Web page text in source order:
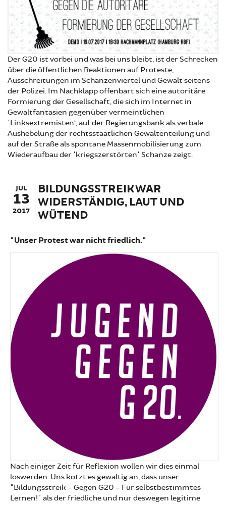
Der G20 ist vorbei und was bei uns bleibt, ist der Schrecken
über die öffentlichen Reaktionen auf Proteste,
Ausschreitungen im Schanzenviertel und Gewalt seitens
der Polizei. Im Nachklapp offenbart sich eine autoritäre
Formierung der Gesellschaft, die sich im Internet in
Gewaltfantasien gegenüber vermeintlichen
'Linksextremisten‘, auf der Regierungsbank als verbale
Aushebelung der rechtsstaatlichen Gewaltenteilung und
auf der Straße als spontane Massenmobilisierung zum
Wiederaufbau der 'kriegszerstörten' Schanze zeigt.
JUL
13
2017
BILDUNGSSTREIK WAR
WIDERSTÄNDIG, LAUT UND
WÜTEND
"Unser Protest war nicht friedlich."
Nach einiger Zeit für Reflexion wollen wir dies einmal
loswerden: Uns kotzt es gewaltig an, dass unser
"Bildungsstreik - Gegen G20 - Für selbstbestimmtes
Lernen!" als der friedliche und nur deswegen legitime